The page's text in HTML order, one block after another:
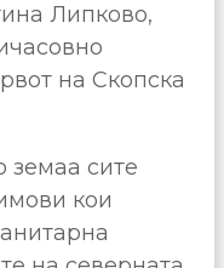
Липково,
на Скопска
земаа сите
кои